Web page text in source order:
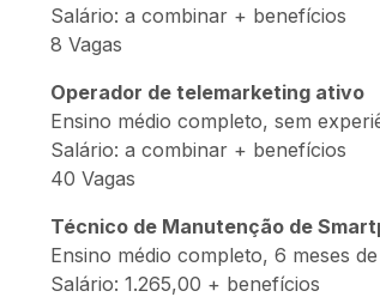
Salário: a combinar + benefícios
8 Vagas
Operador de telemarketing ativo
Ensino médio completo, sem
Salário: a combinar + benefícios
40 Vagas
Técnico de Manutenção de
Ensino médio completo, 6 meses
Salário: 1.265,00 + benefícios